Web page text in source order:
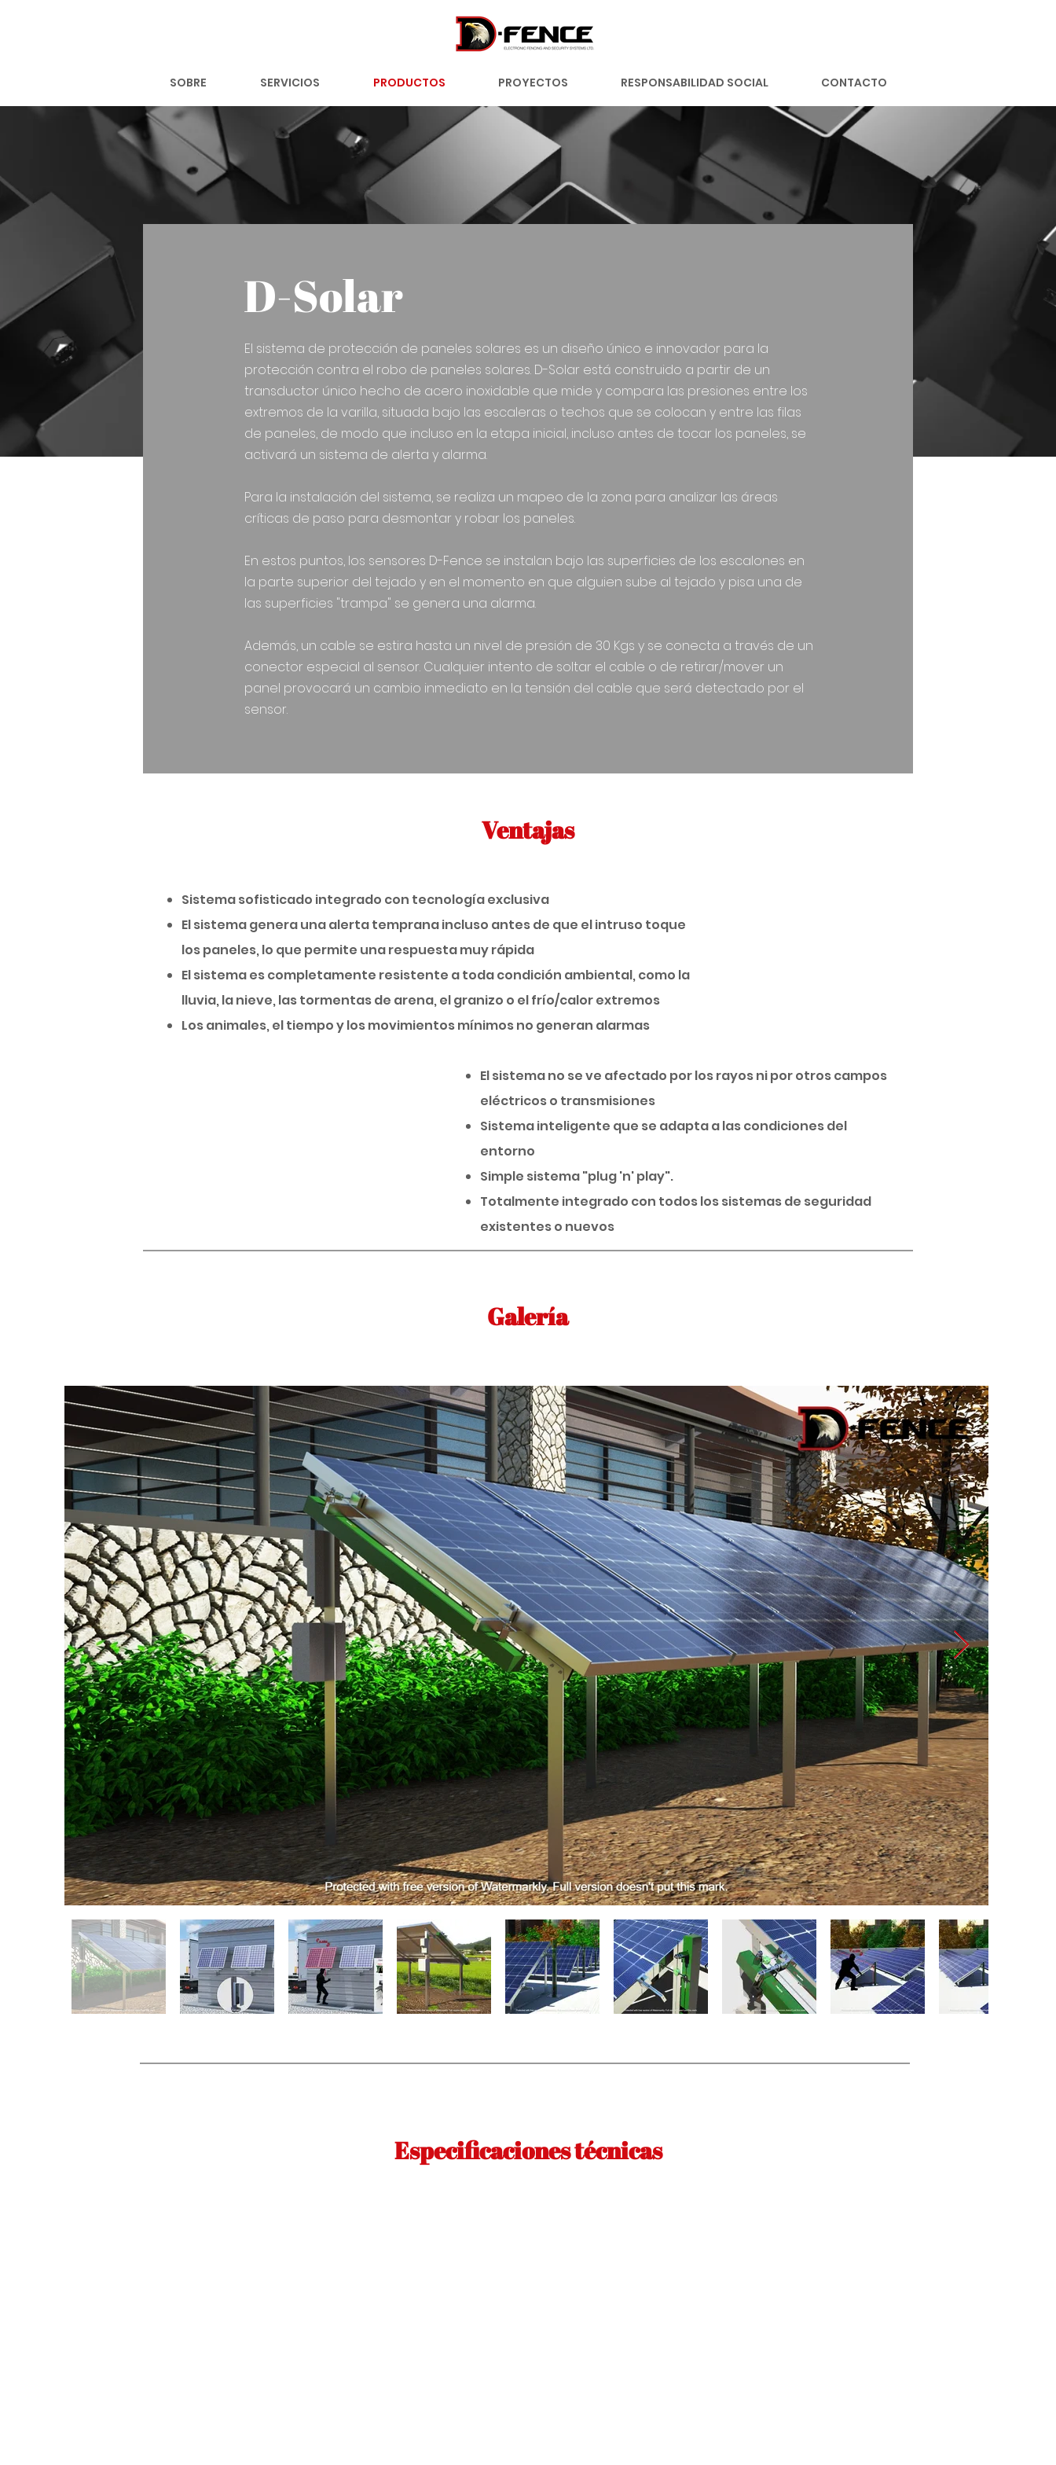
SOBRE SERVICIOS PRODUCTOS PROYECTOS RESPONSABILIDAD SOCIAL CONTACTO
D-Solar
El sistema de protección de paneles solares es un diseño único e innovador para la
protección contra el robo de paneles solares. D-Solar está construido a partir de un
transductor único hecho de acero inoxidable que mide y compara las presiones entre los
extremos de la varilla, situada bajo las escaleras o techos que se colocan y entre las filas
de paneles, de modo que incluso en la etapa inicial, incluso antes de tocar los paneles, se
activará un sistema de alerta y alarma.
Para la instalación del sistema, se realiza un mapeo de la zona para analizar las áreas
críticas de paso para desmontar y robar los paneles.
En estos puntos, los sensores D-Fence se instalan bajo las superficies de los escalones en
la parte superior del tejado y en el momento en que alguien sube al tejado y pisa una de
las superficies "trampa" se genera una alarma.
Además, un cable se estira hasta un nivel de presión de 30 Kgs y se conecta a través de un
conector especial al sensor. Cualquier intento de soltar el cable o de retirar/mover un
panel provocará un cambio inmediato en la tensión del cable que será detectado por el
sensor.
Ventajas
Sistema sofisticado integrado con tecnología exclusiva
El sistema genera una alerta temprana incluso antes de que el intruso toque
los paneles, lo que permite una respuesta muy rápida
El sistema es completamente resistente a toda condición ambiental, como la
lluvia, la nieve, las tormentas de arena, el granizo o el frío/calor extremos
Los animales, el tiempo y los movimientos mínimos no generan alarmas
El sistema no se ve afectado por los rayos ni por otros campos
eléctricos o transmisiones
Sistema inteligente que se adapta a las condiciones del
entorno
Simple sistema "plug 'n' play".
Totalmente integrado con todos los sistemas de seguridad
existentes o nuevos
Galería
Especificaciones técnicas